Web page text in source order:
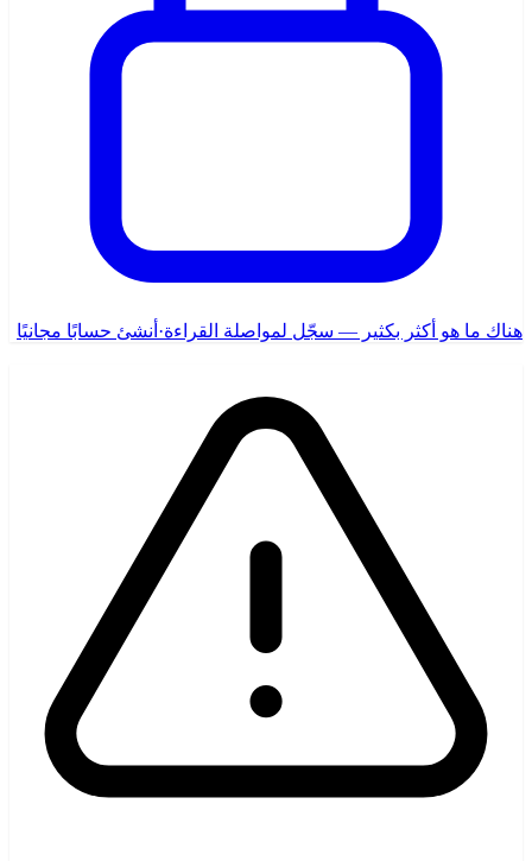
هناك ما هو أكثر بكثير — سجّل لمواصلة القراءة· أنشئ حسابًا مجانيًا